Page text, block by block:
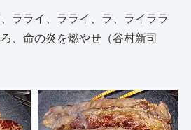
ラライ、ラライ、ラ、ライララ
、命の炎を燃やせ（谷村新司